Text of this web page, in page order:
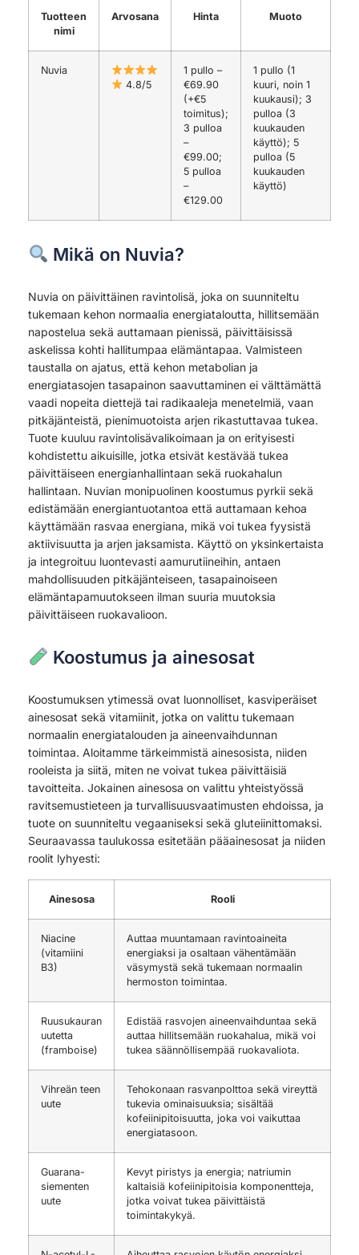
Tuotteen
nimi
Arvosana Hinta Muoto
Nuvia
4.8/5
1 pullo –
€69.90
(+€5
toimitus);
3 pulloa
–
€99.00;
5 pulloa
–
€129.00
1 pullo (1
kuuri, noin 1
kuukausi); 3
pulloa (3
kuukauden
käyttö); 5
pulloa (5
kuukauden
käyttö)
Mikä on Nuvia?
Nuvia on päivittäinen ravintolisä, joka on suunniteltu
tukemaan kehon normaalia energiataloutta, hillitsemään
napostelua sekä auttamaan pienissä, päivittäisissä
askelissa kohti hallitumpaa elämäntapaa. Valmisteen
taustalla on ajatus, että kehon metabolian ja
energiatasojen tasapainon saavuttaminen ei välttämättä
vaadi nopeita diettejä tai radikaaleja menetelmiä, vaan
pitkäjänteistä, pienimuotoista arjen rikastuttavaa tukea.
Tuote kuuluu ravintolisävalikoimaan ja on erityisesti
kohdistettu aikuisille, jotka etsivät kestävää tukea
päivittäiseen energianhallintaan sekä ruokahalun
hallintaan. Nuvian monipuolinen koostumus pyrkii sekä
edistämään energiantuotantoa että auttamaan kehoa
käyttämään rasvaa energiana, mikä voi tukea fyysistä
aktiivisuutta ja arjen jaksamista. Käyttö on yksinkertaista
ja integroituu luontevasti aamurutiineihin, antaen
mahdollisuuden pitkäjänteiseen, tasapainoiseen
elämäntapamuutokseen ilman suuria muutoksia
päivittäiseen ruokavalioon.
Koostumus ja ainesosat
Koostumuksen ytimessä ovat luonnolliset, kasviperäiset
ainesosat sekä vitamiinit, jotka on valittu tukemaan
normaalin energiatalouden ja aineenvaihdunnan
toimintaa. Aloitamme tärkeimmistä ainesosista, niiden
rooleista ja siitä, miten ne voivat tukea päivittäisiä
tavoitteita. Jokainen ainesosa on valittu yhteistyössä
ravitsemustieteen ja turvallisuusvaatimusten ehdoissa, ja
tuote on suunniteltu vegaaniseksi sekä gluteiinittomaksi.
Seuraavassa taulukossa esitetään pääainesosat ja niiden
roolit lyhyesti:
Ainesosa Rooli
Niacine
(vitamiini
B3)
Auttaa muuntamaan ravintoaineita
energiaksi ja osaltaan vähentämään
väsymystä sekä tukemaan normaalin
hermoston toimintaa.
Ruusukauran
uutetta
(framboise)
Edistää rasvojen aineenvaihduntaa sekä
auttaa hillitsemään ruokahalua, mikä voi
tukea säännöllisempää ruokavaliota.
Vihreän teen
uute
Tehokonaan rasvanpolttoa sekä vireyttä
tukevia ominaisuuksia; sisältää
kofeiinipitoisuutta, joka voi vaikuttaa
energiatasoon.
Guarana-
siementen
uute
Kevyt piristys ja energia; natriumin
kaltaisiä kofeiinipitoisia komponentteja,
jotka voivat tukea päivittäistä
toimintakykyä.